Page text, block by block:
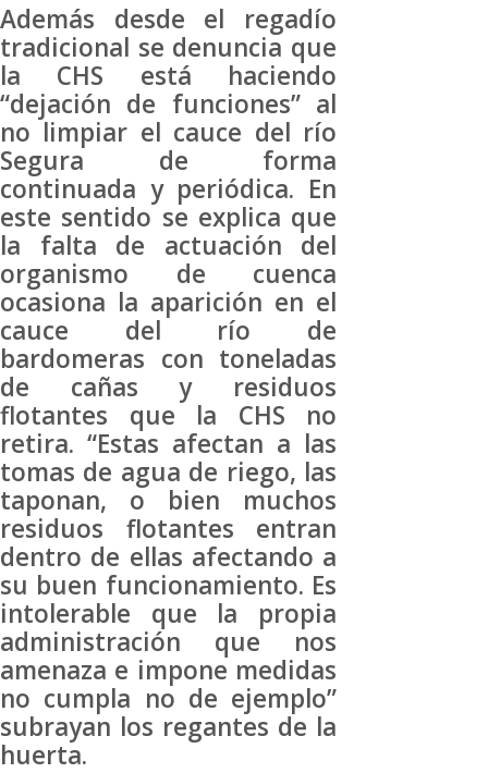
Además desde el regadío
tradicional se denuncia que
la CHS está haciendo
“dejación de funciones” al
no limpiar el cauce del río
Segura de forma
continuada y periódica. En
este sentido se explica que
la falta de actuación del
organismo de cuenca
ocasiona la aparición en el
cauce del río de
bardomeras con toneladas
de cañas y residuos
flotantes que la CHS no
retira. “Estas afectan a las
tomas de agua de riego, las
taponan, o bien muchos
residuos flotantes entran
dentro de ellas afectando a
su buen funcionamiento. Es
intolerable que la propia
administración que nos
amenaza e impone medidas
no cumpla no de ejemplo”
subrayan los regantes de la
huerta.